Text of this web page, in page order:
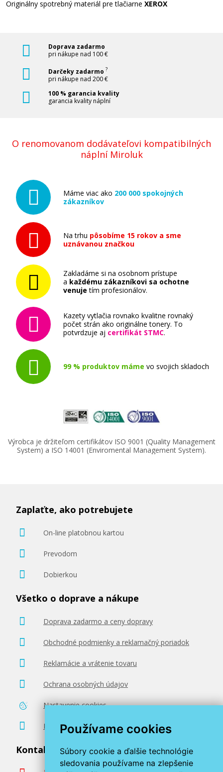
Používame cookies
Súbory cookie a ďalšie technológie
sledovania používame na zlepšenie
39,90 €
Pridať do košíka
XEROX 006R01694 (Azúrový)
Pridať do košíka
XEROX 006R01696 (Žltý)
40,90 €
008R13215
Originálny spotrebný materiál pre tlačiarne XEROX
Doprava zadarmo
pri nákupe nad 100 €
Darčeky zadarmo ?
pri nákupe nad 200 €
100 % garancia kvality
garancia kvality náplní
O renomovanom dodávateľovi kompatibilných
náplní Miroluk
Máme viac ako 200 000 spokojných
zákazníkov
Na trhu pôsobíme 15 rokov a sme
uznávanou značkou
Zakladáme si na osobnom prístupe
a každému zákazníkovi sa ochotne
venuje tím profesionálov.
Kazety vytlačia rovnako kvalitne rovnaký
počet strán ako originálne tonery. To
potvrdzuje aj certifikát STMC.
99 % produktov máme vo svojich skladoch
Výrobca je držiteľom certifikátov ISO 9001 (Quality Management
System) a ISO 14001 (Enviromental Management System).
Zaplaťte, ako potrebujete
On-line platobnou kartou
Prevodom
Dobierkou
Všetko o doprave a nákupe
Doprava zadarmo a ceny dopravy
Obchodné podmienky a reklamačný poriadok
Reklamácie a vrátenie tovaru
Ochrana osobných údajov
Nastavenie cookies
Poradenstvo zadarmo
Kontaktujte nás